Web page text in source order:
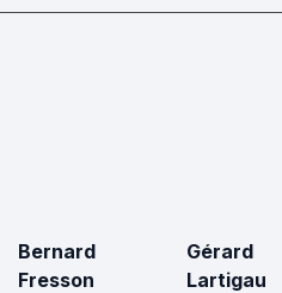
Bernard
Fresson
Gérard
Lartigau